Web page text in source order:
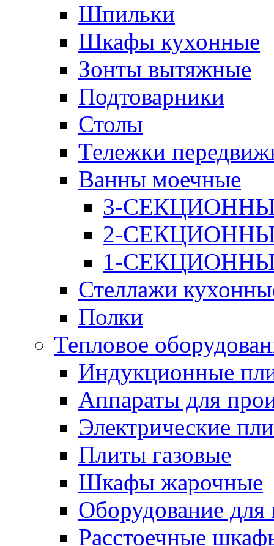
Шпильки
Шкафы кухонные
Зонты вытяжные
Подтоварники
Столы
Тележки
Ванны моечные
3-
2-
1-
Стеллажи
Полки
Тепловое
Индукционные
Аппараты для
Электрические
Плиты газовые
Шкафы жарочные
Оборудование
Расстоечные